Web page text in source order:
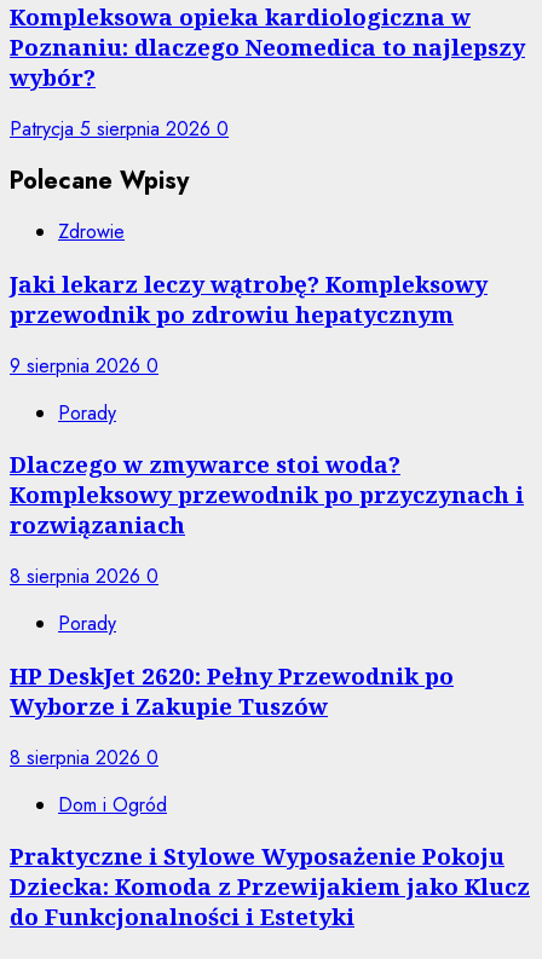
Kompleksowa opieka kardiologiczna w
Poznaniu: dlaczego Neomedica to najlepszy
wybór?
Patrycja 5 sierpnia 2026 0
Polecane Wpisy
Zdrowie
Jaki lekarz leczy wątrobę? Kompleksowy
przewodnik po zdrowiu hepatycznym
9 sierpnia 2026 0
Porady
Dlaczego w zmywarce stoi woda?
Kompleksowy przewodnik po przyczynach i
rozwiązaniach
8 sierpnia 2026 0
Porady
HP DeskJet 2620: Pełny Przewodnik po
Wyborze i Zakupie Tuszów
8 sierpnia 2026 0
Dom i Ogród
Praktyczne i Stylowe Wyposażenie Pokoju
Dziecka: Komoda z Przewijakiem jako Klucz
do Funkcjonalności i Estetyki